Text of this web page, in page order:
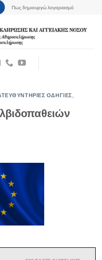
Πως δημιουργώ λογαριασμό
ΟΔΗΓΙΕΣ